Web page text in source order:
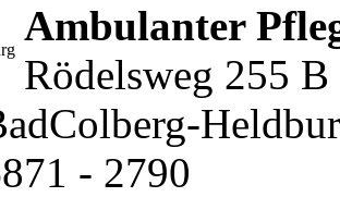
Ambulanter
Rödelsweg 255 B
- 2790